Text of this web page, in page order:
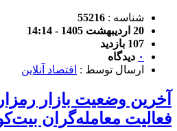
شناسه : 55216
20 اردیبهشت 1405 - 14:14
107 بازدید
۰ دیدگاه
ارسال توسط : اقتصاد آنلاین
آخرین وضعیت بازار
فعالیت معامله‌گران